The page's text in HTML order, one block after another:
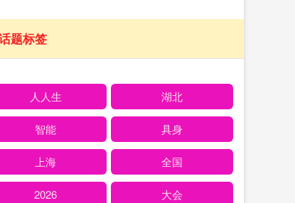
题标签
人人生 湖北
智能 具身
上海 全国
2026 大会